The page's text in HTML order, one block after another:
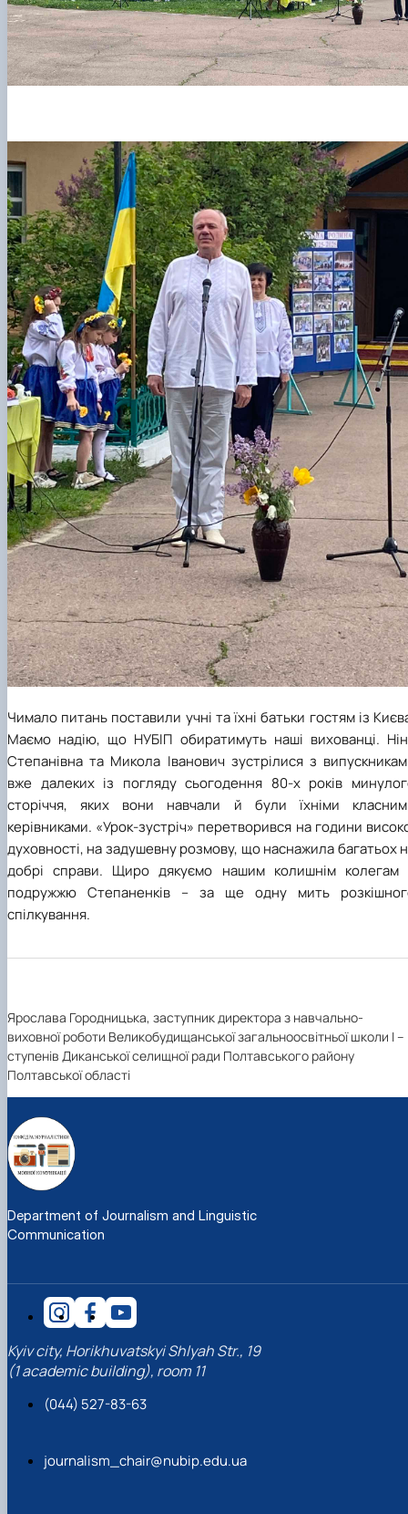
Чимало питань поставили учні та їхні батьки гостям із
Маємо надію, що НУБІП обиратимуть наші вихованці.
Степанівна та Микола Іванович зустрілися з
вже далеких із погляду сьогодення 80-х років
сторіччя, яких вони навчали й були їхніми
керівниками. «Урок-зустріч» перетворився на години
духовності, на задушевну розмову, що наснажила багатьох
добрі справи. Щиро дякуємо нашим колишнім колегам
подружжю Степаненків – за ще одну мить
спілкування.
Ярослава Городницька, заступник директора з навчально-
виховної роботи Великобудищанської загальноосвітньої школи І –
ступенів Диканської селищної ради Полтавського району
Полтавської області
Department of Journalism and Linguistic
Communication
Kyiv city, Horikhuvatskyi Shlyah Str., 19
(1 academic building), room 11
(044) 527-83-63
journalism_chair@nubip.edu.ua